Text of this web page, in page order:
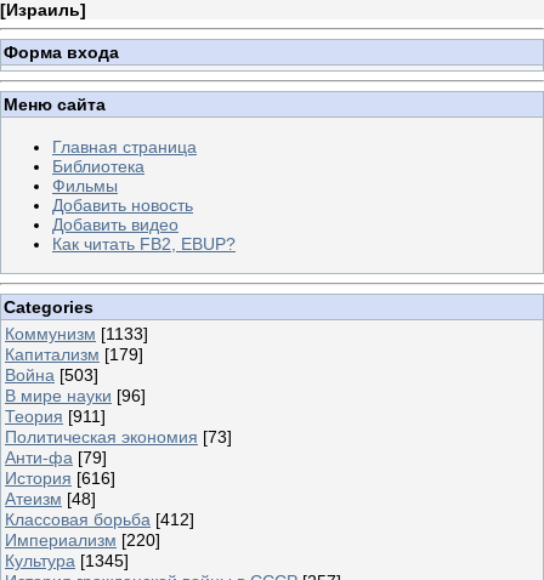
[Израиль]
Форма входа
Меню сайта
Главная страница
Библиотека
Фильмы
Добавить новость
Добавить видео
Как читать FB2, EBUP?
Categories
Коммунизм [1133]
Капитализм [179]
Война [503]
В мире науки [96]
Теория [911]
Политическая экономия [73]
Анти-фа [79]
История [616]
Атеизм [48]
Классовая борьба [412]
Империализм [220]
Культура [1345]